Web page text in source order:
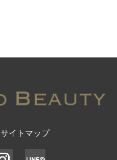
サイトマップ